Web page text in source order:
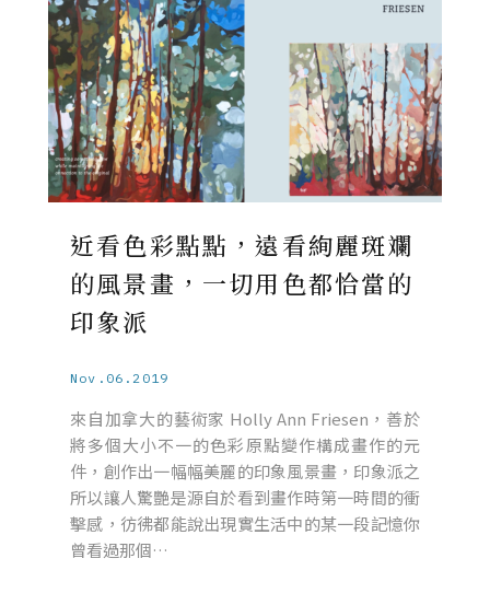
近看色彩點點，遠看絢麗斑斕
的風景畫，一切用色都恰當的
印象派
Nov.06.2019
來自加拿大的藝術家 Holly Ann Friesen，善於
將多個大小不一的色彩原點變作構成畫作的元
件，創作出一幅幅美麗的印象風景畫，印象派之
所以讓人驚艷是源自於看到畫作時第一時間的衝
擊感，彷彿都能說出現實生活中的某一段記憶你
曾看過那個…